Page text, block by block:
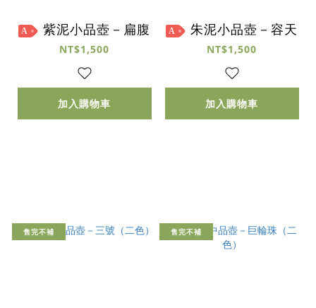
A 紫泥小品壺－扁腹
NT$1,500
加入購物車
A 朱泥小品壺－容天
NT$1,500
加入購物車
售完不補 售完不補